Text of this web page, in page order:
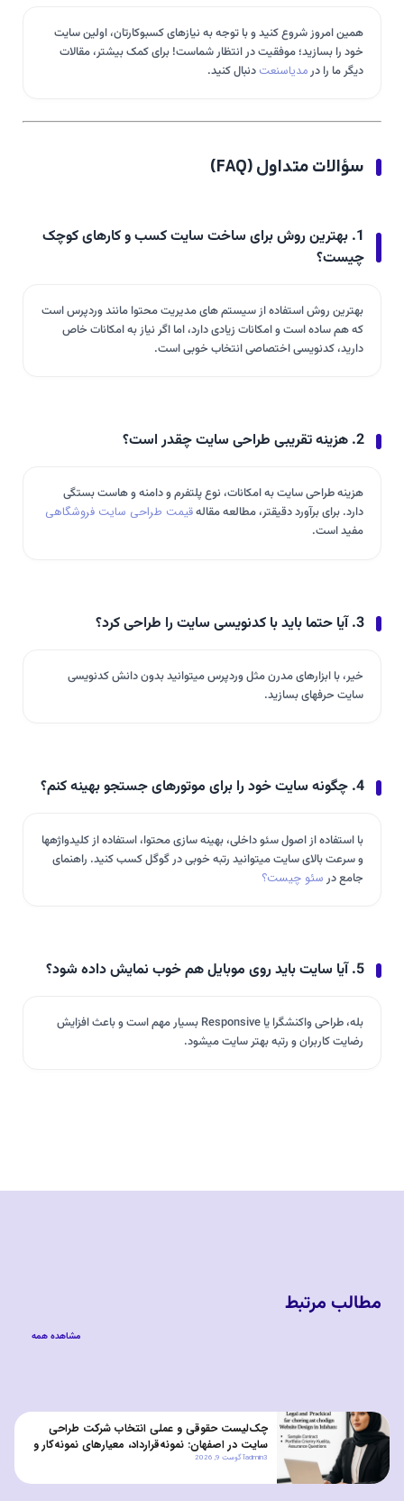
همین امروز شروع کنید و با توجه به نیازهای کسبوکارتان، اولین سایت
خود را بسازید؛ موفقیت در انتظار شماست! برای کمک بیشتر، مقالات
دیگر ما را درمدیاسنعت دنبال کنید.
سؤالات متداول (FAQ)
1. بهترین روش برای ساخت سایت کسب و کارهای کوچک
چیست؟
بهترین روش استفاده از سیستم های مدیریت محتوا مانند وردپرس است
که هم ساده است و امکانات زیادی دارد، اما اگر نیاز به امکانات خاص
دارید، کدنویسی اختصاصی انتخاب خوبی است.
2. هزینه تقریبی طراحی سایت چقدر است؟
هزینه طراحی سایت به امکانات، نوع پلتفرم و دامنه و هاست بستگی
دارد. برای برآورد دقیقتر، مطالعه مقالهقیمت طراحی سایت فروشگاهی
مفید است.
3. آیا حتما باید با کدنویسی سایت را طراحی کرد؟
خیر، با ابزارهای مدرن مثل وردپرس میتوانید بدون دانش کدنویسی
سایت حرفهای بسازید.
4. چگونه سایت خود را برای موتورهای جستجو بهینه کنم؟
با استفاده از اصول سئو داخلی، بهینه سازی محتوا، استفاده از کلیدواژهها
و سرعت بالای سایت میتوانید رتبه خوبی در گوگل کسب کنید. راهنمای
جامع در سئو چیست؟
5. آیا سایت باید روی موبایل هم خوب نمایش داده شود؟
بله، طراحی واکنشگرا یا Responsive بسیار مهم است و باعث افزایش
رضایت کاربران و رتبه بهتر سایت میشود.
مطالب مرتبط
مشاهده همه
چک‌لیست حقوقی و عملی انتخاب شرکت طراحی
سایت در اصفهان: نمونه‌قرارداد، معیارهای نمونه‌کار و
سوالات تضمین کیفیت
admin3آگوست 9, 2026